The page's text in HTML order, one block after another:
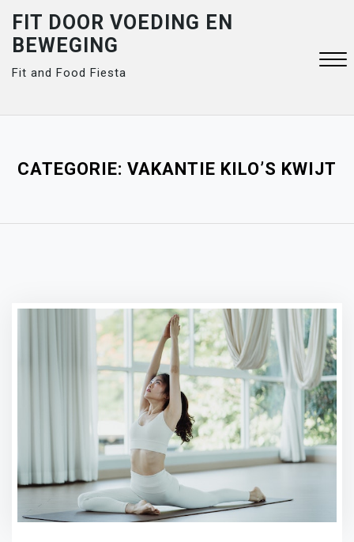
content
FIT DOOR VOEDING EN
BEWEGING
Fit and Food Fiesta
CATEGORIE: VAKANTIE KILO’S KWIJT